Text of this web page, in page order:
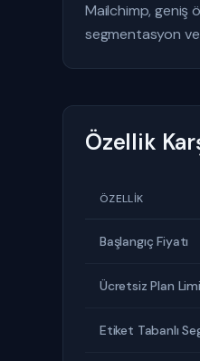
Mailchimp, geniş
segmentasyon
Özellik
ÖZELLIK
Başlangıç Fiyatı
Ücretsiz Plan
Etiket Tabanlı